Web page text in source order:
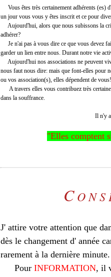
Vous êtes très certainement adhérents (es)
un jour vous vous y êtes inscrit et ce pour
Aujourd'hui, alors que nous subissons la
adhérer?
Je n'ai pas à vous dire ce que vous devez
garder un lien entre nous. Durant notre vie
Aujourd'hui nos associations ne peuvent
nous faut nous dire: mais que font-elles pour
ou vos association(s), elles dépendent de vous!
A travers elles vous contribuez très
dans la souffrance.
Il n'y a plus à
"Elles comptent
CO N S
J' attire votre attention que
dès le changement d' année
rarement à la dernière minute.
Pour INFORMATION, il